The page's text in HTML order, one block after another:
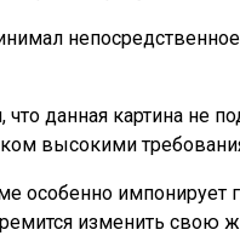
данная картина не
высокими
особенно импонирует
изменить свою